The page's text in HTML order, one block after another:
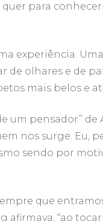
para
experiência.
de olhares e de
mais belos e
um pensador”
nos surge. Eu,
sendo por
que
afirmava, “ao